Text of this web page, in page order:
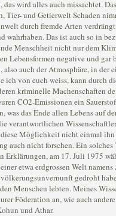
das wird alles auch missachtet.
Tier- und Getierwelt Schaden
durch fremde Arten
wahrhaben. Das ist auch so in
Menschheit nicht nur dem
Lebensformen negative und gar
also auch der Atmosphäre, in der
ich von euch weiss, kann durch
kriminelle Machenschaften
CO2-Emissionen ein
was das Ende allen Lebens auf
verantwortlichen
Möglichkeit nicht einmal
auch nicht forschen. Ein
Erklärungen, am 17. Juli 1975
etwa erdgrossen Welt
gedroht
Menschen lebten. Meines
Föderation an, wie auch
und Athar.